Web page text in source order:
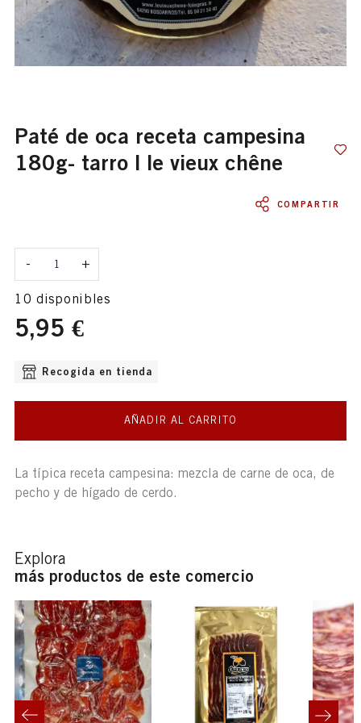
paté de oca receta campesina
180g- tarro | le vieux chêne
COMPARTIR
- +
10 disponibles
5,95 €
OPCIONES DE ENVÍO DISPONIBLE
Recogida en tienda
AÑADIR AL CARRITO
La típica receta campesina: mezcla de carne de oca, de
pecho y de hígado de cerdo.
Explora
más productos de este comercio